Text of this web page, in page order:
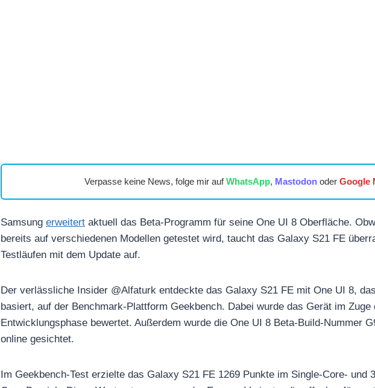
Verpasse keine News, folge mir aufWhatsApp, Mastodonoder Google
Samsung erweitert aktuell das Beta-Programm für seine One UI 8 Oberfläche.
bereits auf verschiedenen Modellen getestet wird, taucht das Galaxy S21 FE
Testläufen mit dem Update auf.
Der verlässliche Insider @Alfaturk entdeckte das Galaxy S21 FE mit One UI 8,
basiert, auf der Benchmark-Plattform Geekbench. Dabei wurde das Gerät im Zuge
Entwicklungsphase bewertet. Außerdem wurde die One UI 8 Beta-Build-Nummer
online gesichtet.
Im Geekbench-Test erzielte das Galaxy S21 FE 1269 Punkte im Single-Core- und